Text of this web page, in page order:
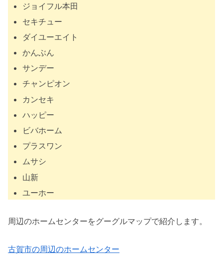
ジョイフル本田
セキチュー
ダイユーエイト
かんぶん
サンデー
チャンピオン
カンセキ
ハッピー
ビバホーム
プラスワン
ムサシ
山新
ユーホー
周辺のホームセンターをグーグルマップで紹介します。
古賀市の周辺のホームセンター